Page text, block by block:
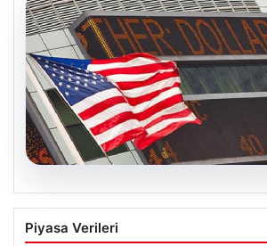
08.08.2026
FED Nisan toplantısı için
Karar ne zaman ve piyasaları
Piyasa Verileri